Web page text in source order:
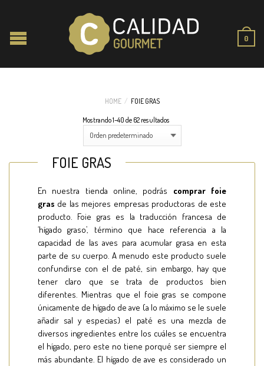
0
HOME / FOIE GRAS
Mostrando 1–40 de 62 resultados
FOIE GRAS
En nuestra tienda online, podrás comprar foie
gras de las mejores empresas productoras de este
producto. Foie gras es la traducción francesa de
‘hígado graso’, término que hace referencia a la
capacidad de las aves para acumular grasa en esta
parte de su cuerpo. A menudo este producto suele
confundirse con el de paté, sin embargo, hay que
tener claro que se trata de productos bien
diferentes. Mientras que el foie gras se compone
únicamente de hígado de ave (a lo máximo se le suele
añadir sal y especias) el paté es una mezcla de
diversos ingredientes entre los cuáles se encuentra
el hígado, pero este no tiene porqué ser siempre el
más abundante. El hígado de ave es considerado un